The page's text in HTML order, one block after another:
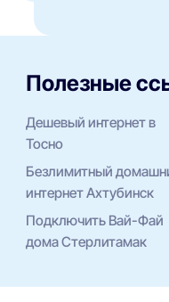
Полезные
Дешевый интернет в
Тосно
Безлимитный
интернет Ахтубинск
Подключить Вай-Фай
дома Стерлитамак